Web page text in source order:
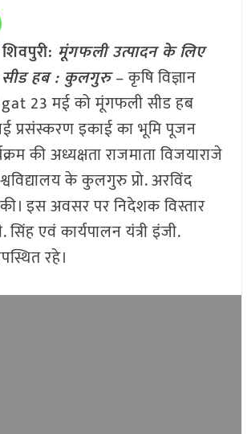
मूंगफली उत्पादन के लिए
सीड हब : कुलगुरु– कृषि विज्ञान
gat 23 मई को मूंगफली सीड हब
प्रसंस्करण इकाई का भूमि पूजन
की अध्यक्षता राजमाता विजयाराजे
के कुलगुरु प्रो. अरविंद
इस अवसर पर निदेशक विस्तार
सिंह एवं कार्यपालन यंत्री इंजी.
रहे।